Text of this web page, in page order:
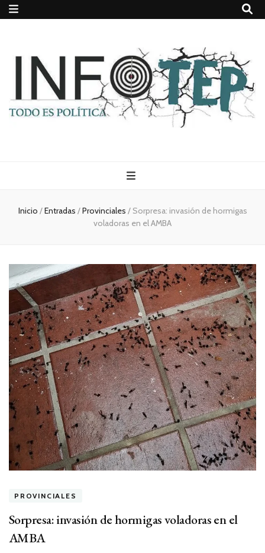
Todo es
(rosca)
política
Inicio /Entradas /Provinciales / Sorpresa: invasión de hormigas
voladoras en el AMBA
PROVINCIALES
Sorpresa: invasión de hormigas voladoras en el
AMBA